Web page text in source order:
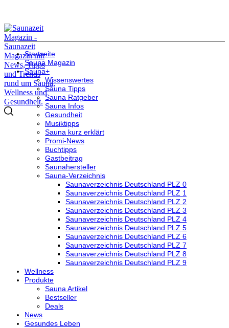
Startseite
Sauna Magazin
Sauna+
Wissenswertes
Sauna Tipps
Sauna Ratgeber
Sauna Infos
Gesundheit
Musiktipps
Sauna kurz erklärt
Promi-News
Buchtipps
Gastbeitrag
Saunahersteller
Sauna-Verzeichnis
Saunaverzeichnis Deutschland PLZ 0
Saunaverzeichnis Deutschland PLZ 1
Saunaverzeichnis Deutschland PLZ 2
Saunaverzeichnis Deutschland PLZ 3
Saunaverzeichnis Deutschland PLZ 4
Saunaverzeichnis Deutschland PLZ 5
Saunaverzeichnis Deutschland PLZ 6
Saunaverzeichnis Deutschland PLZ 7
Saunaverzeichnis Deutschland PLZ 8
Saunaverzeichnis Deutschland PLZ 9
Wellness
Produkte
Sauna Artikel
Bestseller
Deals
News
Gesundes Leben